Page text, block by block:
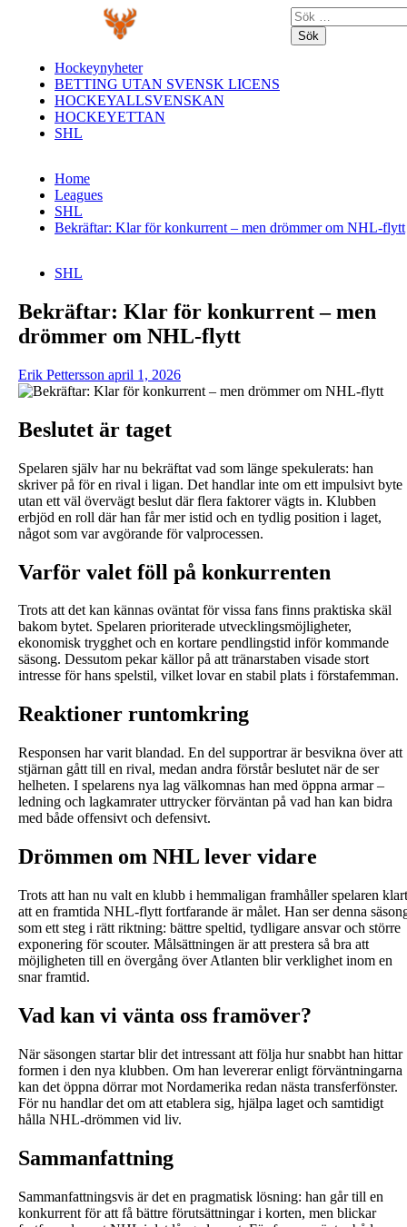
Sök
efter:
Hockeynyheter
BETTING UTAN SVENSK LICENS
HOCKEYALLSVENSKAN
HOCKEYETTAN
SHL
Home
Leagues
SHL
Bekräftar: Klar för konkurrent – men drömmer om NHL-flytt
SHL
Bekräftar: Klar för konkurrent – men
drömmer om NHL-flytt
Erik Pettersson april 1, 2026
Beslutet är taget
Spelaren själv har nu bekräftat vad som länge spekulerats: han
skriver på för en rival i ligan. Det handlar inte om ett impulsivt byte
utan ett väl övervägt beslut där flera faktorer vägts in. Klubben
erbjöd en roll där han får mer istid och en tydlig position i laget,
något som var avgörande för valprocessen.
Varför valet föll på konkurrenten
Trots att det kan kännas oväntat för vissa fans finns praktiska skäl
bakom bytet. Spelaren prioriterade utvecklingsmöjligheter,
ekonomisk trygghet och en kortare pendlingstid inför kommande
säsong. Dessutom pekar källor på att tränarstaben visade stort
intresse för hans spelstil, vilket lovar en stabil plats i förstafemman.
Reaktioner runtomkring
Responsen har varit blandad. En del supportrar är besvikna över att
stjärnan gått till en rival, medan andra förstår beslutet när de ser
helheten. I spelarens nya lag välkomnas han med öppna armar –
ledning och lagkamrater uttrycker förväntan på vad han kan bidra
med både offensivt och defensivt.
Drömmen om NHL lever vidare
Trots att han nu valt en klubb i hemmaligan framhåller spelaren klart
att en framtida NHL-flytt fortfarande är målet. Han ser denna
som ett steg i rätt riktning: bättre speltid, tydligare ansvar och större
exponering för scouter. Målsättningen är att prestera så bra att
möjligheten till en övergång över Atlanten blir verklighet inom en
snar framtid.
Vad kan vi vänta oss framöver?
När säsongen startar blir det intressant att följa hur snabbt han hittar
formen i den nya klubben. Om han levererar enligt förväntningarna
kan det öppna dörrar mot Nordamerika redan nästa transferfönster.
För nu handlar det om att etablera sig, hjälpa laget och samtidigt
hålla NHL-drömmen vid liv.
Sammanfattning
Sammanfattningsvis är det en pragmatisk lösning: han går till en
konkurrent för att få bättre förutsättningar i korten, men blickar